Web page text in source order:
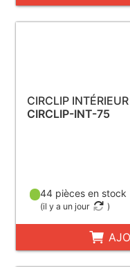
CIRCLIP INTÉRIEUR
CIRCLIP-INT-75
44 pièces en stock
(il y a un jour )